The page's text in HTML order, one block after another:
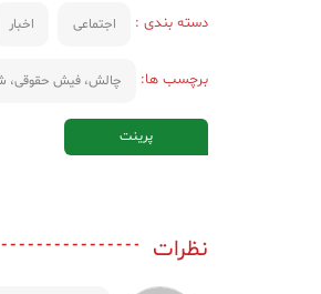
دسته بندی : اجتماعی اخبار
برچسب ها: چالش، فیش حقوقی،
پرینت
نظرات